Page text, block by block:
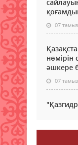
07
нөмірін
әшкере
07
07